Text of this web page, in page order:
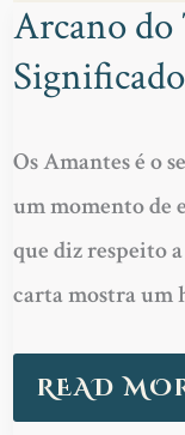
Arcano do
Os Amantes é o
um momento de
que diz respeito
carta mostra um
ARCANO
DO
OS
AMANTES:
E
READ